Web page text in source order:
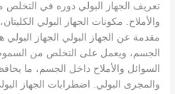
تعريف الجهاز البولي دوره في
والأملاح. مكونات الجهاز البولي الكليتان،
مقدمة عن الجهاز البولي الجهاز البولي
الجسم، ويعمل على التخلص من السموم
السوائل والأملاح داخل الجسم، ما
والمجرى البولي. اضطرابات الجهاز